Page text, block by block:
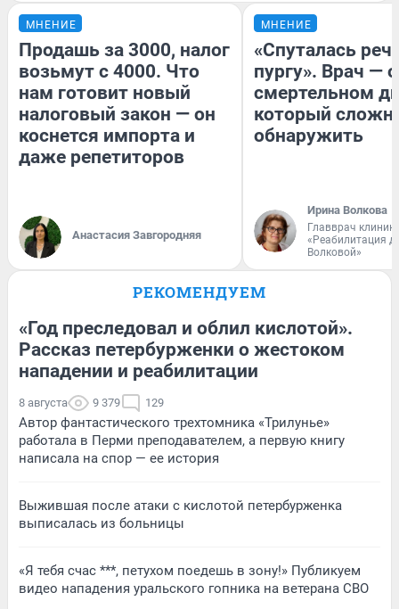
МНЕНИЕ
Продашь за 3000, налог
возьмут с 4000. Что
нам готовит новый
налоговый закон — он
коснется импорта и
даже репетиторов
Анастасия Завгородняя
МНЕНИЕ
«Спуталась
пургу». Врач — о
смертельном
который
обнаружить
Ирина Волкова
Главврач
«Реабилитация
Волковой»
РЕКОМЕНДУЕМ
«Год преследовал и облил кислотой».
Рассказ петербурженки о жестоком
нападении и реабилитации
8 августа 9 379 129
Автор фантастического трехтомника «Трилунье»
работала в Перми преподавателем, а первую книгу
написала на спор — ее история
Выжившая после атаки с кислотой петербурженка
выписалась из больницы
«Я тебя счас ***, петухом поедешь в зону!» Публикуем
видео нападения уральского гопника на ветерана СВО